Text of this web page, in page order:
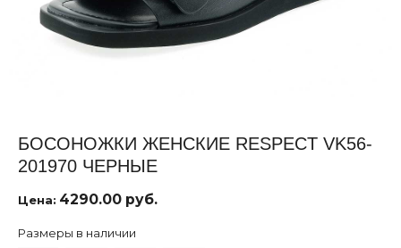
БОСОНОЖКИ ЖЕНСКИЕ RESPECT VK56-
201970 ЧЕРНЫЕ
Цена: 4290.00 руб.
Размеры в наличии